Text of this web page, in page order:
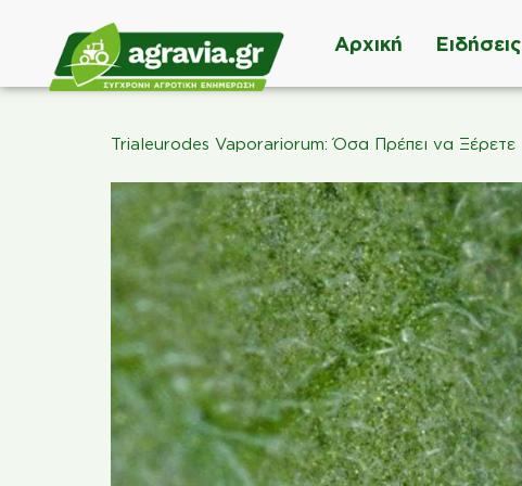
Αρχική Ειδήσεις
Trialeurodes Vaporariorum: Όσα Πρέπει να Ξέρετε